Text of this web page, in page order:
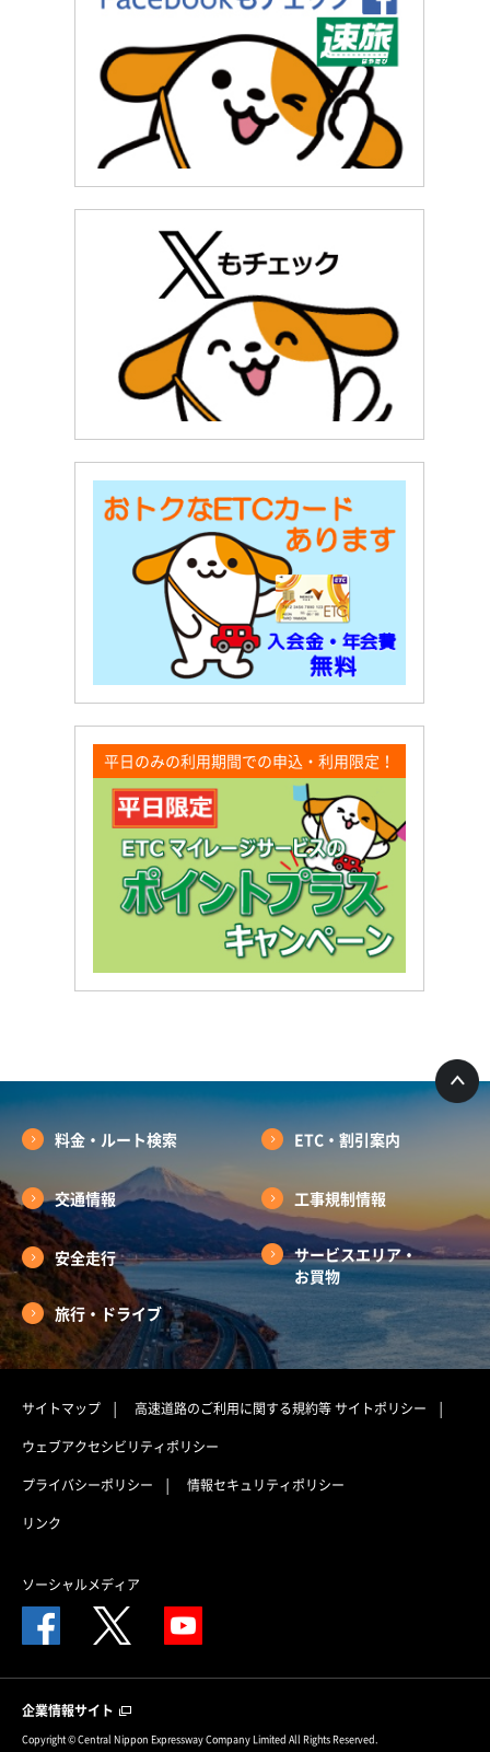
平日のみの利用期間での申込・利用限定！
料金・ルート検索 ETC・割引案内
交通情報 工事規制情報
安全走行
サービスエリア・
お買物
旅行・ドライブ
サイトマップ 高速道路のご利用に関する規約等サイトポリシー
ウェブアクセシビリティポリシー
プライバシーポリシー
情報セキュリティポリシー
リンク
ソーシャルメディア
企業情報サイト
Copyright © Central Nippon Expressway Company Limited All Rights Reserved.